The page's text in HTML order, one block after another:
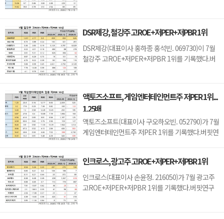
를 이었다.삼보판지는 1분기 매출액 1311억원, 영업
이익 53억원으로 전년동기대비 매출액은 2.6% 증
가, 영업이...
DSR제강, 철강주 고ROE+저PER+저PBR 1위
DSR제강(대표이사 홍하종 홍석빈. 069730)이 7월
철강주 고ROE+저PER+저PBR 1위를 기록했다.버
뒤를 이었다.DSR제강은 지난 1분기 매출액 567억
원, 영업이익 66억원으로 전년동기대비 각각 8.2%,
10% 증가했다(K-IFRS 연결).구글이 2...
액토즈소프트, 게임엔터테인먼트주 저PER 1위...
1.25배
액토즈소프트(대표이사 구오하오빈. 052790)가 7월
게임엔터테인먼트주 저PER 1위를 기록했다.버핏연
위메이드플레이(123420)(3.2), 엠게임(058630)
(5.43), 네오위즈홀딩스(042420)(5.87)가 뒤를 이었
다.액토즈소프트는 1분기 매출액 101억원, 영업이
인크로스, 광고주 고ROE+저PER+저PBR 1위
인크로스(대표이사 손윤정. 216050)가 7월 광고주
고ROE+저PER+저PBR 1위를 기록했다.버핏연구